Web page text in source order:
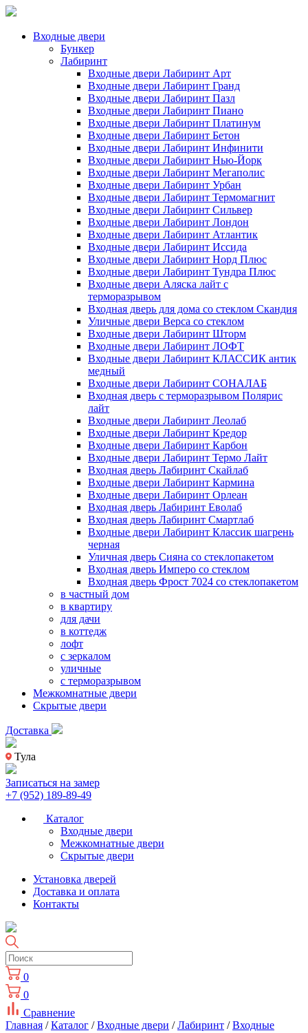
Входные двери
Бункер
Лабиринт
Входные двери Лабиринт Арт
Входные двери Лабиринт Гранд
Входные двери Лабиринт Пазл
Входные двери Лабиринт Пиано
Входные двери Лабиринт Платинум
Входные двери Лабиринт Бетон
Входные двери Лабиринт Инфинити
Входные двери Лабиринт Нью-Йорк
Входные двери Лабиринт Мегаполис
Входные двери Лабиринт Урбан
Входные двери Лабиринт Термомагнит
Входные двери Лабиринт Сильвер
Входные двери Лабиринт Лондон
Входные двери Лабиринт Атлантик
Входные двери Лабиринт Иссида
Входные двери Лабиринт Норд Плюс
Входные двери Лабиринт Тундра Плюс
Входные двери Аляска лайт с
терморазрывом
Входная дверь для дома со стеклом Скандия
Уличные двери Верса со стеклом
Входные двери Лабиринт Шторм
Входные двери Лабиринт ЛОФТ
Входные двери Лабиринт КЛАССИК антик
медный
Входные двери Лабиринт СОНАЛАБ
Входная дверь с терморазрывом Полярис
лайт
Входные двери Лабиринт Леолаб
Входные двери Лабиринт Кредор
Входные двери Лабиринт Карбон
Входные двери Лабиринт Термо Лайт
Входная дверь Лабиринт Скайлаб
Входные двери Лабиринт Кармина
Входные двери Лабиринт Орлеан
Входная дверь Лабиринт Еволаб
Входная дверь Лабиринт Смартлаб
Входные двери Лабиринт Классик шагрень
черная
Уличная дверь Сияна со стеклопакетом
Входная дверь Имперо со стеклом
Входная дверь Фрост 7024 со стеклопакетом
в частный дом
в квартиру
для дачи
в коттедж
лофт
с зеркалом
уличные
с терморазрывом
Межкомнатные двери
Скрытые двери
Доставка
Тула
Записаться на замер
+7 (952) 189-89-49
Каталог
Входные двери
Межкомнатные двери
Скрытые двери
Установка дверей
Доставка и оплата
Контакты
0
0
Сравнение
Главная /Каталог /Входные двери /Лабиринт /Входные